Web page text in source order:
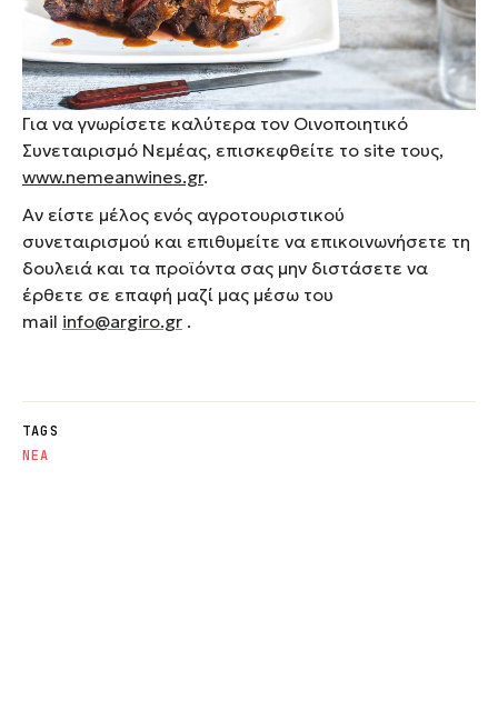
Για να γνωρίσετε καλύτερα τον Oινοποιητικό
Συνεταιρισμό Νεμέας, επισκεφθείτε το site τους,
www.nemeanwines.gr.
Αν είστε μέλος ενός αγροτουριστικού
συνεταιρισμού και επιθυμείτε να επικοινωνήσετε τη
δουλειά και τα προϊόντα σας μην διστάσετε να
έρθετε σε επαφή μαζί μας μέσω του
mail info@argiro.gr .
TAGS
NΕΑ